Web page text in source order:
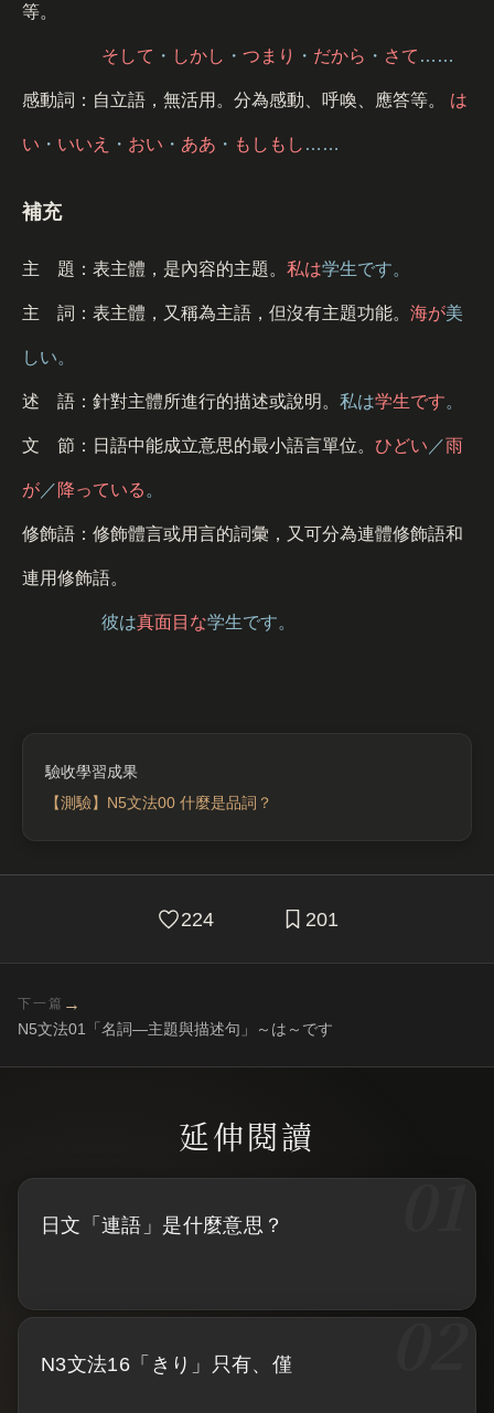
等。
そして ・ しかし ・ つまり ・ だから ・ さて ……
感動詞：自立語，無活用。分為感動、呼喚、應答等。 は
い ・ いいえ ・ おい ・ ああ ・ もしもし ……
補充
主 題：表主體，是內容的主題。 私は学生です。
主 詞：表主體，又稱為主語，但沒有主題功能。 海が美
しい。
述 語：針對主體所進行的描述或說明。 私は学生です。
文 節：日語中能成立意思的最小語言單位。 ひどい ／雨
が ／ 降っている 。
修飾語：修飾體言或用言的詞彙，又可分為連體修飾語和
連用修飾語。
彼は真面目な学生です。
【測驗】N5文法00 什麼是品詞？
224 201
下一篇 →
N5文法01「名詞—主題與描述句」～は～です
日文「連語」是什麼意思？
N3文法16「きり」只有、僅